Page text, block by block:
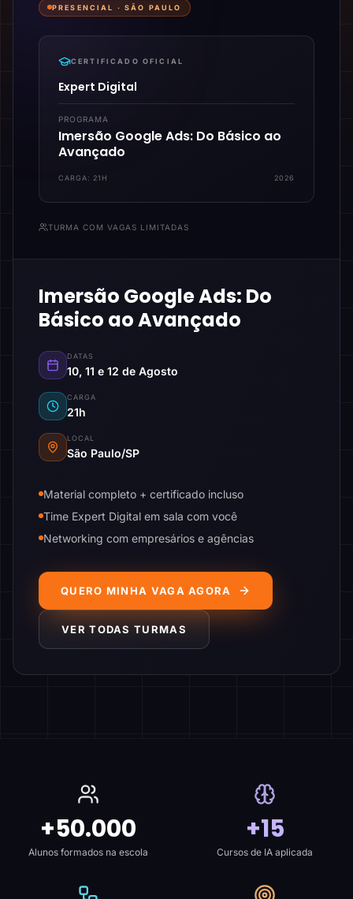
PRESENCIAL ·SÃO PAULO
CERTIFICADO OFICIAL
Expert Digital
PROGRAMA
Imersão Google Ads: Do Básico ao
Avançado
CARGA: 21H 2026
TURMA COM VAGAS LIMITADAS
Imersão Google Ads: Do
Básico ao Avançado
DATAS
10, 11 e 12 de Agosto
CARGA
21h
LOCAL
São Paulo/SP
Material completo + certificado incluso
Time Expert Digital em sala com você
Networking com empresários e agências
QUERO MINHA VAGA AGORA
VER TODAS TURMAS
+50.000
Alunos formados na escola
+15
Cursos de IA aplicada